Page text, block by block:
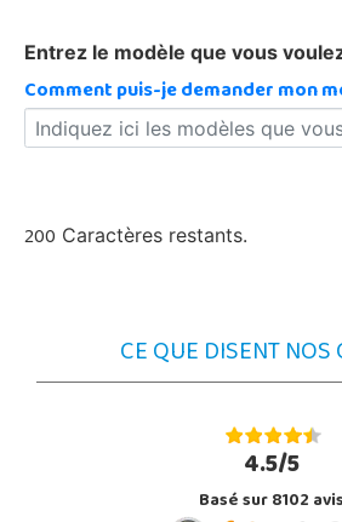
Entrez le modèle que vous
Comment puis-je demander mon
200 Caractères restants.
CE QUE DISENT NOS
4.5/5
Basé sur 8102 avis